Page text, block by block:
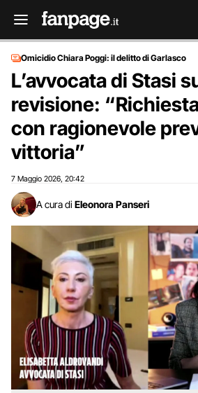
Omicidio Chiara Poggi: il delitto di Garlasco
L’avvocata di Stasi
revisione:
con ragionevole
vittoria”
7 Maggio 2026 20:42
A cura di Eleonora Panseri